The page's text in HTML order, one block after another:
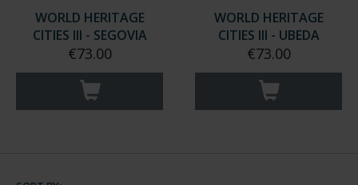
WORLD HERITAGE
CITIES III - SEGOVIA
€73.00
WORLD HERITAGE
CITIES III - UBEDA
€73.00